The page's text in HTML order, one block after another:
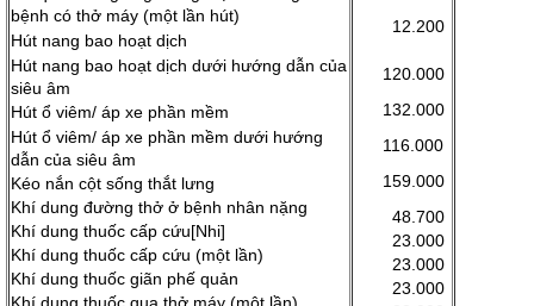
bệnh có thở máy (một lần hút)
Hút nang bao hoạt dịch
Hút nang bao hoạt dịch dưới hướng dẫn của
siêu âm
Hút ổ viêm/ áp xe phần mềm
Hút ổ viêm/ áp xe phần mềm dưới hướng
dẫn của siêu âm
Kéo nắn cột sống thắt lưng
Khí dung đường thở ở bệnh nhân nặng
Khí dung thuốc cấp cứu[Nhi]
Khí dung thuốc cấp cứu (một lần)
Khí dung thuốc giãn phế quản
12.200
120.000
132.000
116.000
159.000
48.700
23.000
23.000
23.000